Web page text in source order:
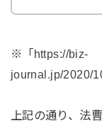
※「https://biz-
journal.jp/2020/
上記の通り、法